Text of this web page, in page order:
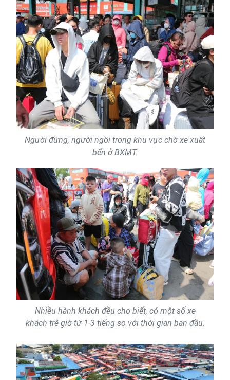
Người đứng, người ngồi trong khu vực chờ xe xuất
bến ở BXMT.
Nhiều hành khách đều cho biết, có một số xe
khách trễ giờ từ 1-3 tiếng so với thời gian ban đầu.